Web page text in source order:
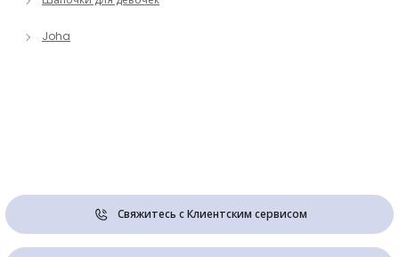
Joha
Свяжитесь с Клиентским сервисом